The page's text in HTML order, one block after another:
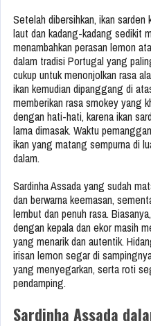
Setelah dibersihkan, ikan sarden
laut dan kadang-kadang sedikit
menambahkan perasan lemon
dalam tradisi Portugal yang
cukup untuk menonjolkan rasa
ikan kemudian dipanggang di
memberikan rasa smokey yang
dengan hati-hati, karena ikan
lama dimasak. Waktu
ikan yang matang sempurna di
dalam.
Sardinha Assada yang sudah
dan berwarna keemasan,
lembut dan penuh rasa.
dengan kepala dan ekor masih
yang menarik dan autentik.
irisan lemon segar di
yang menyegarkan, serta roti
pendamping.
Sardinha Assada